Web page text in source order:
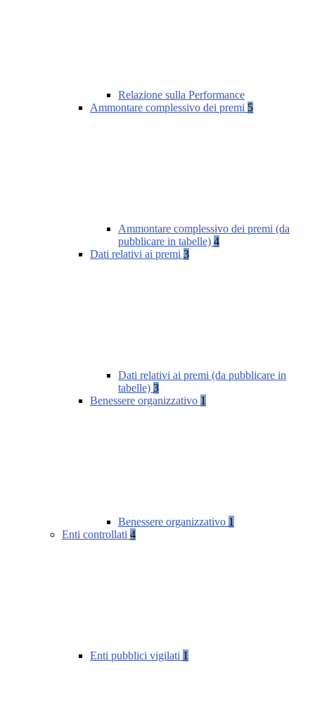
Relazione sulla Performance
Ammontare complessivo dei premi 5
Ammontare complessivo dei premi (da
pubblicare in tabelle) 4
Dati relativi ai premi 3
Dati relativi ai premi (da pubblicare in
tabelle) 3
Benessere organizzativo 1
Benessere organizzativo 1
Enti controllati 4
Enti pubblici vigilati 1